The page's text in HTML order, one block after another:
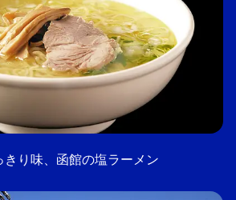
り味、函館の塩ラーメン